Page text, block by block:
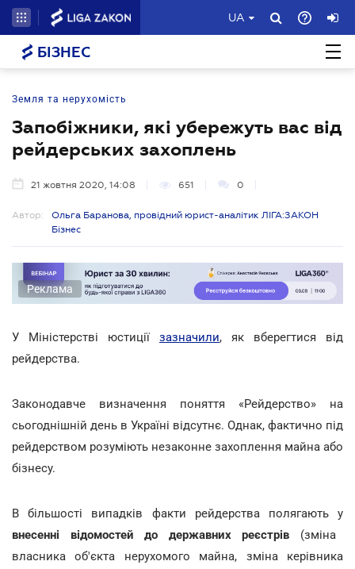
UA
БІЗНЕС
Земля та нерухомість
Запобіжники, які убережуть вас від
рейдерських захоплень
21 жовтня 2020, 14:08 651 0
Автор:
Ольга Баранова, провідний юрист-аналітик ЛІГА:ЗАКОН
Бізнес
Реклама
У Міністерстві юстиції зазначили, як вберегтися від
рейдерства.
Законодавче визначення поняття «Рейдерство» на
сьогоднішній день в Україні відсутнє. Однак, фактично під
рейдерством розуміють незаконне захоплення майна або
бізнесу.
В більшості випадків факти рейдерства полягають у
внесенні відомостей до державних реєстрів (зміна
власника об'єкта нерухомого майна, зміна керівника